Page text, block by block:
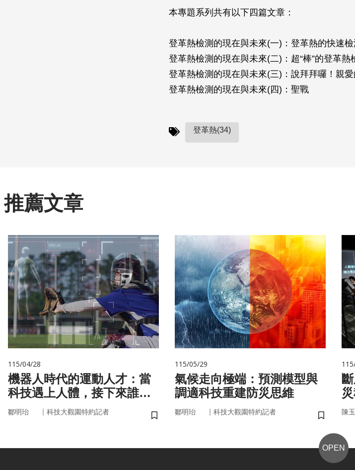
本專題系列共有以下四篇文章：
登革熱檢測的現在與未來(一)：登革熱的快速檢
登革熱檢測的現在與未來(二)：超“棒”的登革熱
登革熱檢測的現在與未來(三)：說拜拜囉！親愛
登革熱檢測的現在與未來(四)：聖戰
登革熱(34)
推薦文章
115/04/28
機器人時代的運動人才：當
科技遇上人體，接下來誰來
接手？
鄒明珆 ｜ 科技大觀園特約記者
儲存書籤
115/05/29
氣候走向極端：預測模型與
調適科技重建防災思維
鄒明珆 ｜ 科技大觀園特約記者
儲存書籤
陳
OPEN